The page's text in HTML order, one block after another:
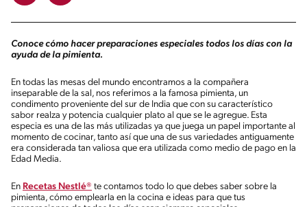
Conoce cómo hacer preparaciones especiales todos los días con la
ayuda de la pimienta.
En todas las mesas del mundo encontramos a la compañera
inseparable de la sal, nos referimos a la famosa pimienta, un
condimento proveniente del sur de India que con su característico
sabor realza y potencia cualquier plato al que se le agregue. Esta
especia es una de las más utilizadas ya que juega un papel importante al
momento de cocinar, tanto así que una de sus variedades antiguamente
era considerada tan valiosa que era utilizada como medio de pago en la
Edad Media.
En Recetas Nestlé® te contamos todo lo que debes saber sobre la
pimienta, cómo emplearla en la cocina e ideas para que tus